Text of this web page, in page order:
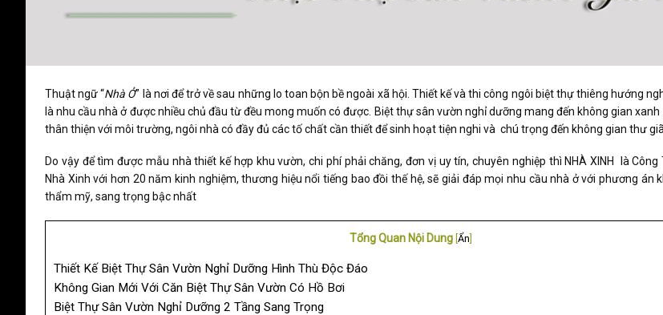
Thuật ngữ “Nhà Ở” là nơi để trở về sau những lo toan bộn bề ngoài xã hội. Thiết kế và thi công ngôi biệt thự thiêng hướng
là nhu cầu nhà ở được nhiều chủ đầu từ đều mong muốn có được. Biệt thự sân vườn nghỉ dưỡng mang đến không gian
thân thiện với môi trường, ngôi nhà có đầy đủ các tố chất cần thiết để sinh hoạt tiện nghi và chú trọng đến không gian thư
Do vậy để tìm được mẫu nhà thiết kế hợp khu vườn, chi phí phải chăng, đơn vị uy tín, chuyên nghiệp thì NHÀ XINH là Công
Nhà Xinh với hơn 20 năm kinh nghiệm, thương hiệu nổi tiếng bao đồi thế hệ, sẽ giải đáp mọi nhu cầu nhà ở với phương án
thẩm mỹ, sang trọng bậc nhất
Tổng Quan Nội Dung [Ẩn]
Thiết Kế Biệt Thự Sân Vườn Nghỉ Dưỡng Hình Thù Độc Đáo
Không Gian Mới Với Căn Biệt Thự Sân Vườn Có Hồ Bơi
Biệt Thự Sân Vườn Nghỉ Dưỡng 2 Tầng Sang Trọng